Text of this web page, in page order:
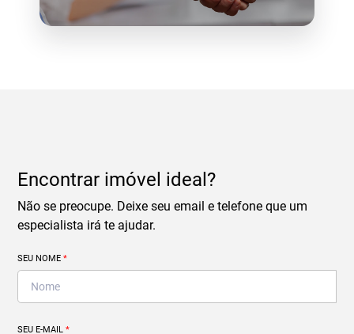
Encontrar imóvel ideal?
Não se preocupe. Deixe seu email e telefone que um
especialista irá te ajudar.
SEU NOME*
SEU E-MAIL*